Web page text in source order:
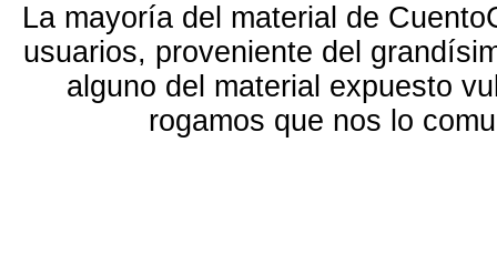
La mayoría del material de
usuarios, proveniente del
alguno del material expuesto
rogamos que nos lo